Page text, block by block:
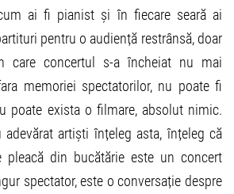
ai fi pianist și în fiecare seară ai
pentru o audiență restrânsă, doar
care concertul s-a încheiat nu mai
memoriei spectatorilor, nu poate fi
poate exista o filmare, absolut nimic.
artiști înțeleg asta, înțeleg că
pleacă din bucătărie este un concert
spectator, este o conversație despre